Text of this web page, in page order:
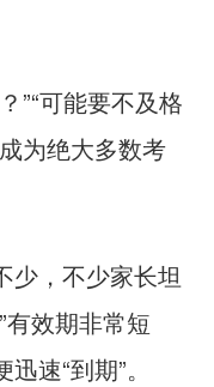
可能要不及格
为绝大多数考
，不少家长坦
有效期非常短
速“到期”。